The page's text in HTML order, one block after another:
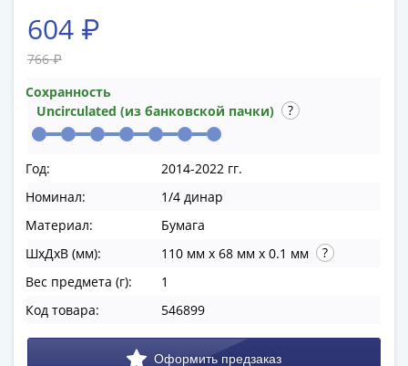
(10р)
Победы
Победы
ВОВ
Победы
ВОВ
604 ₽
766 ₽
Сохранность
Uncirculated (из банковской пачки)
Год:
2014-2022 гг.
Номинал:
1/4 динар
Материал:
Бумага
ШхДхВ (мм):
110 мм x 68 мм x 0.1 мм
Вес предмета (г):
1
Код товара:
546899